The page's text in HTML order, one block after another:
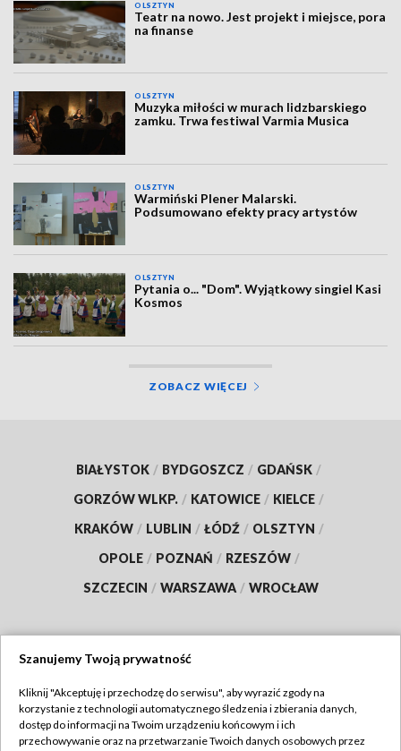
OLSZTYN
Teatr na nowo. Jest projekt i miejsce, pora
na finanse
OLSZTYN
Muzyka miłości w murach lidzbarskiego
zamku. Trwa festiwal Varmia Musica
OLSZTYN
Warmiński Plener Malarski.
Podsumowano efekty pracy artystów
OLSZTYN
Pytania o... "Dom". Wyjątkowy singiel Kasi
Kosmos
ZOBACZ WIĘCEJ
BIAŁYSTOK / BYDGOSZCZ / GDAŃSK /
GORZÓW WLKP. / KATOWICE / KIELCE /
KRAKÓW / LUBLIN / ŁÓDŹ / OLSZTYN /
OPOLE / POZNAŃ / RZESZÓW /
SZCZECIN / WARSZAWA / WROCŁAW
TVP
Abonament TVP
Regulamin TVP
Szanujemy Twoją prywatność
Kliknij "Akceptuję i przechodzę do serwisu", aby wyrazić zgody na
korzystanie z technologii automatycznego śledzenia i zbierania danych,
dostęp do informacji na Twoim urządzeniu końcowym i ich
przechowywanie oraz na przetwarzanie Twoich danych osobowych przez